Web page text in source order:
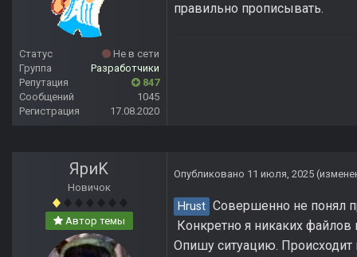
Статус
Не в сети
Группа
Разработчики
Репутация
847
Сообщений
1045
Регистрация
17.08.2020
правильно прописывать.
ЯриK
Новичок
Автор темы
Опубликовано 11 июля, 2025
Hrust Совершенно не понял
Конкретно я никаких
Опишу ситуацию.